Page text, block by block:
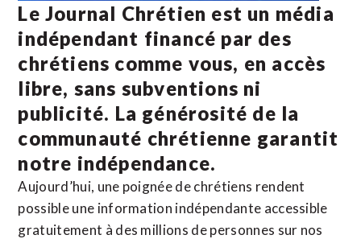
Le Journal Chrétien est un média
indépendant financé par des
chrétiens comme vous, en accès
libre, sans subventions ni
publicité. La générosité de la
communauté chrétienne garantit
notre indépendance.
Aujourd’hui, une poignée de chrétiens rendent
possible une information indépendante accessible
gratuitement à des millions de personnes sur nos